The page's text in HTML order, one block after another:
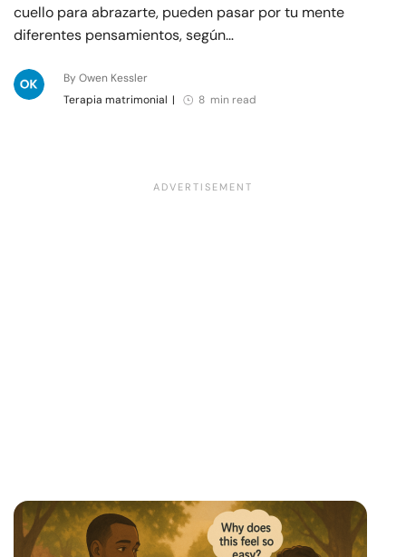
cuello para abrazarte, pueden pasar por tu mente
diferentes pensamientos, según…
By Owen Kessler
Terapia matrimonial | 8 min read